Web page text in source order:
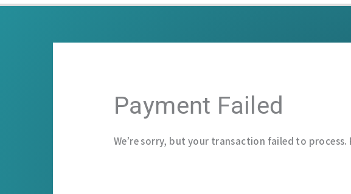
Payment Failed
We’re sorry, but your transaction failed to